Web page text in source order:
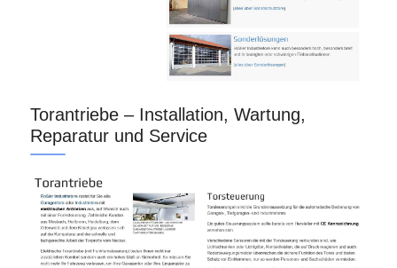
Torantriebe – Installation, Wartung,
Reparatur und Service